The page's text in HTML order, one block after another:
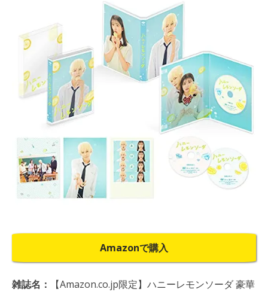
Amazonで購入
雑誌名：
【Amazon.co.jp限定】ハニーレモンソーダ 豪華